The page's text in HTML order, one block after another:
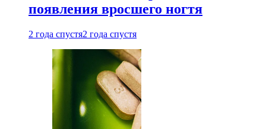
появления вросшего ногтя
2 года спустя2 года спустя